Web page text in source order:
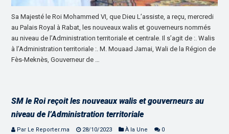
Sa Majesté le Roi Mohammed VI, que Dieu L’assiste, a reçu, mercredi
au Palais Royal à Rabat, les nouveaux walis et gouverneurs nommés
au niveau de l’Administration territoriale et centrale. Il s’agit de :. Walis
à l’Administration territoriale :. M. Mouaad Jamai, Wali de la Région de
Fès-Meknès, Gouverneur de …
SM le Roi reçoit les nouveaux walis et gouverneurs au
niveau de l’Administration territoriale
Par Le Reporter.ma 28/10/2023 À la Une 0